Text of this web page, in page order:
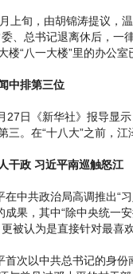
上旬，由胡锦涛提议，
、总书记退离休后，一
楼“八一大楼”里的办公室
中排第三位
27日《新华社》报导显
三。在“十八大”之前，
干政 习近平南巡触怒江
中共政治局高调推出“
成果，其中“除中央统一
被认为是直接针对最喜
次以中共总书记的身